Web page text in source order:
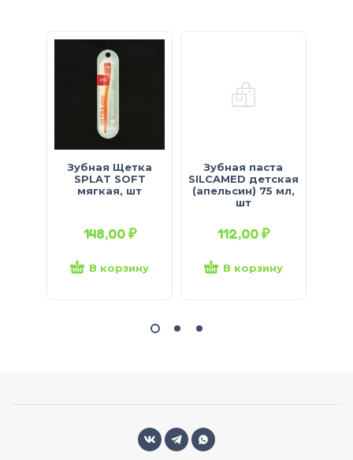
Зубная Щетка
SPLAT SOFT
мягкая, шт
148,00₽
В корзину
Зубная паста
SILCAMED детская
(апельсин) 75 мл,
шт
112,00₽
В корзину